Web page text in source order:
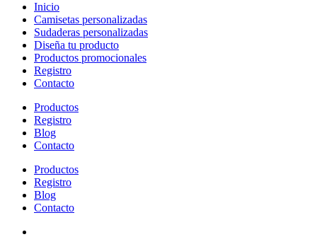
Inicio
Camisetas personalizadas
Sudaderas personalizadas
Diseña tu producto
Productos promocionales
Registro
Contacto
Productos
Registro
Blog
Contacto
Productos
Registro
Blog
Contacto